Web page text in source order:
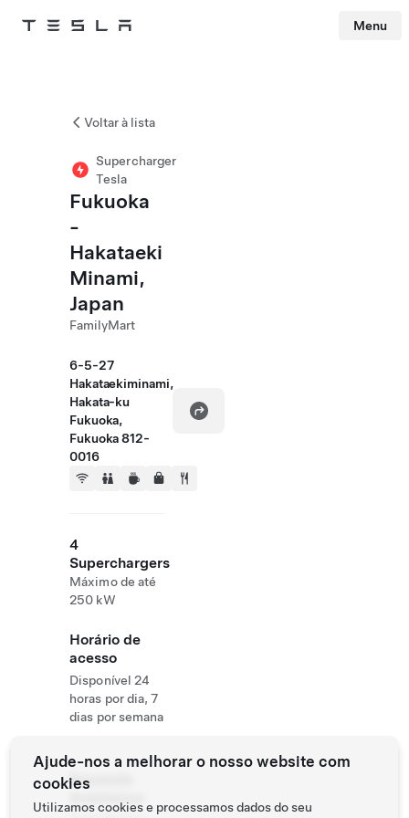
Tesla Menu
Voltar à lista
Supercharger
Tesla
Fukuoka
-
Hakataeki
Minami,
Japan
FamilyMart
6-5-27
Hakataekiminami,
Hakata-ku
Fukuoka,
Fukuoka 812-
0016
4
Superchargers
Máximo de até
250 kW
Horário de
acesso
Disponível 24
horas por dia, 7
dias por semana
Roadside
Ajude-nos a melhorar o nosso website com
cookies
Utilizamos cookies e processamos dados do seu